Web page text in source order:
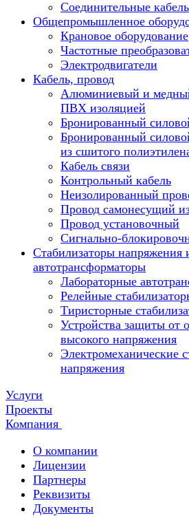
Соединительные
Общепромышленное
Крановое оборудование
Частотные
Электродвигатели
Кабель, провод
Алюминиевый и
ПВХ изоляцией
Бронированный
Бронированный
из сшитого
Кабель связи
Контрольный кабель
Неизолированный
Провод самонесущий
Провод установочный
Сигнально-
Стабилизаторы напряжения
автотрансформаторы
Лабораторные
Релейные
Тиристорные
Устройства защиты от
высокого напряжения
Электромеханические
напряжения
Услуги
Проекты
Компания
О компании
Лицензии
Партнеры
Реквизиты
Документы